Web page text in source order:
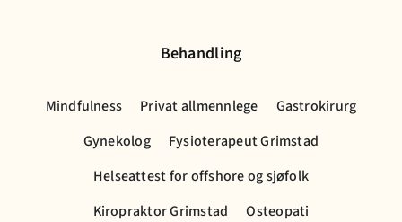
Behandling
Mindfulness Privat allmennlege
Gastrokirurg
Gynekolog
Fysioterapeut Grimstad
Helseattest for offshore og sjøfolk
Kiropraktor Grimstad
Osteopati